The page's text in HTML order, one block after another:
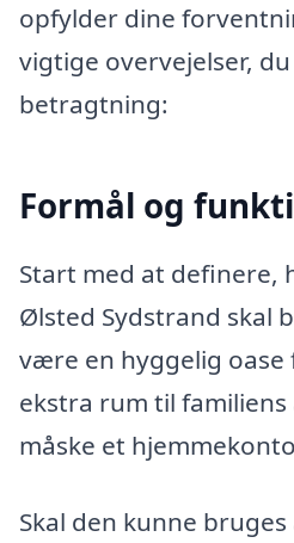
opfylder dine
vigtige overvejelser,
betragtning:
Formål og
Start med at definere,
Ølsted Sydstrand skal
være en hyggelig oase
ekstra rum til
måske et
Skal den kunne